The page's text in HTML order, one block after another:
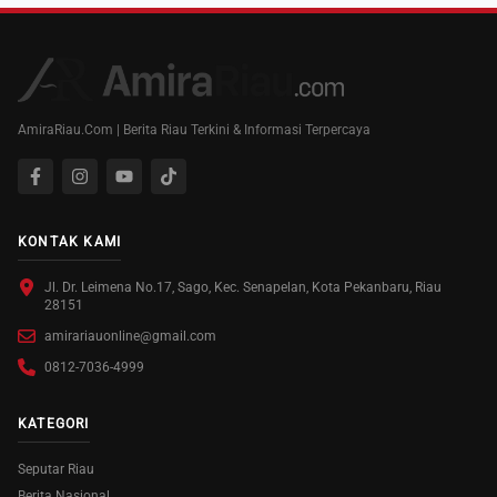
AmiraRiau.Com | Berita Riau Terkini & Informasi Terpercaya
KONTAK KAMI
Jl. Dr. Leimena No.17, Sago, Kec. Senapelan, Kota Pekanbaru, Riau
28151
amirariauonline@gmail.com
0812-7036-4999
KATEGORI
Seputar Riau